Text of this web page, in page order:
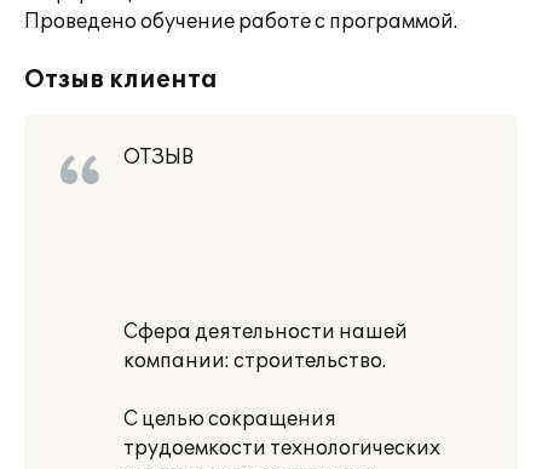
Проведено обучение работе с программой.
Отзыв клиента
ОТЗЫВ
Сфера деятельности нашей
компании: строительство.
С целью сокращения
трудоемкости технологических